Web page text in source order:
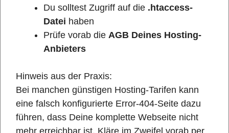
Du solltest Zugriff auf die .htaccess-
Datei haben
Prüfe vorab die AGB Deines Hosting-
Anbieters
Hinweis aus der Praxis:
Bei manchen günstigen Hosting-Tarifen kann
eine falsch konfigurierte Error-404-Seite dazu
führen, dass Deine komplette Webseite nicht